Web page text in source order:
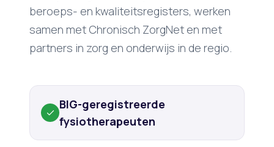
beroeps- en kwaliteitsregisters, werken
samen met Chronisch ZorgNet en met
partners in zorg en onderwijs in de regio.
BIG-geregistreerde
fysiotherapeuten